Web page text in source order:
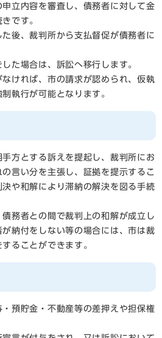
立内容を審査し、債務者に対して金
です。
後、裁判所から支払督促が債務者に
た場合は、訴訟へ移行します。
ければ、市の請求が認められ、仮執
執行が可能となります。
方とする訴えを提起し、裁判所にお
言い分を主張し、証拠を提示するこ
や和解により滞納の解決を図る手続
務者との間で裁判上の和解が成立し
納付をしない等の場合には、市は裁
ることができます。
預貯金・不動産等の差押えや担保権